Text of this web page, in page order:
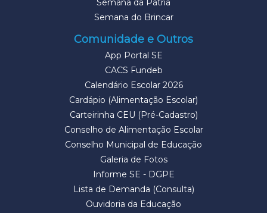
Semana da Pátria
Semana do Brincar
Comunidade e Outros
App Portal SE
CACS Fundeb
Calendário Escolar 2026
Cardápio (Alimentação Escolar)
Carteirinha CEU (Pré-Cadastro)
Conselho de Alimentação Escolar
Conselho Municipal de Educação
Galeria de Fotos
Informe SE - DGPE
Lista de Demanda (Consulta)
Ouvidoria da Educação